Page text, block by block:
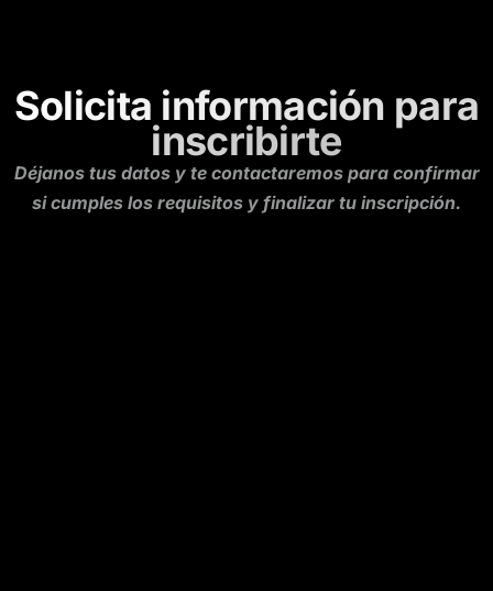
Solicita información para
inscribirte
Déjanos tus datos y te contactaremos para confirmar
si cumples los requisitos y finalizar tu inscripción.